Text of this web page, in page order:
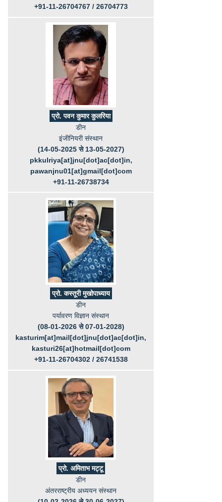
+91-11-26704767 / 26704773
प्रो. पवन कुमार कुलरिया
डीन
इंजीनियरी संस्थान
(14-05-2025 से 13-05-2027)
pkkulriya[at]jnu[dot]ac[dot]in,
pawanjnu01[at]gmail[dot]com
+91-11-26738734
प्रो. कस्तूरी मुखोपाध्याय
डीन
पर्यावरण विज्ञान संस्थान
(08-01-2026 से 07-01-2028)
kasturim[at]mail[dot]jnu[dot]ac[dot]in,
kasturi26[at]hotmail[dot]com
+91-11-26704302 / 26741538
प्रो. अमिताभ मट्टू
डीन
अंतरराष्ट्रीय अध्ययन संस्थान